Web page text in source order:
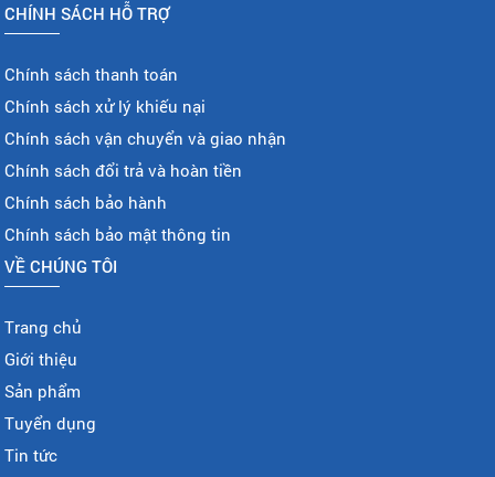
CHÍNH SÁCH HỖ TRỢ
Chính sách thanh toán
Chính sách xử lý khiếu nại
Chính sách vận chuyển và giao nhận
Chính sách đổi trả và hoàn tiền
Chính sách bảo hành
Chính sách bảo mật thông tin
VỀ CHÚNG TÔI
Trang chủ
Giới thiệu
Sản phẩm
Tuyển dụng
Tin tức